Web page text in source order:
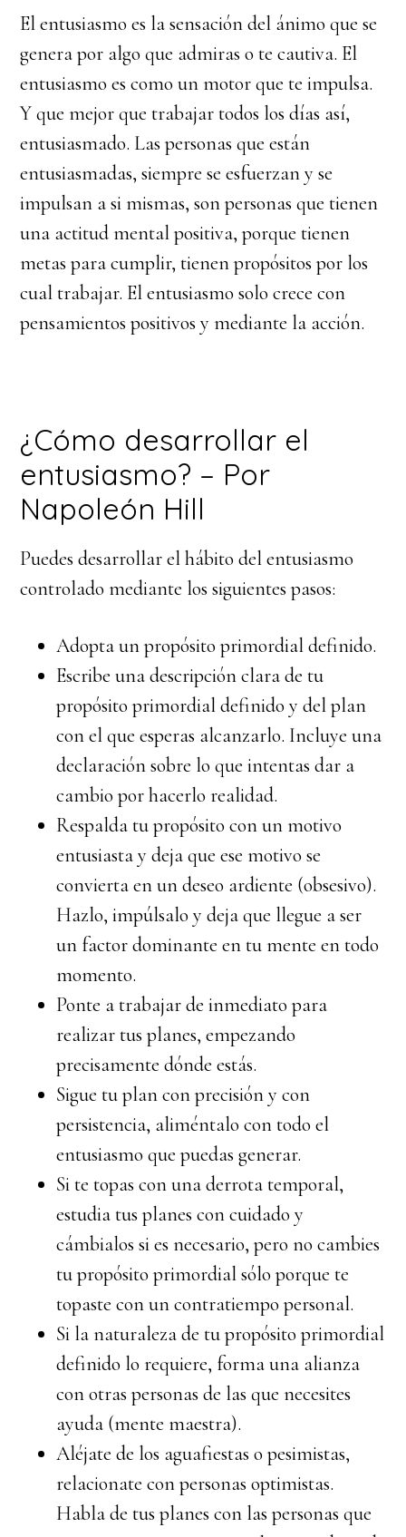
El entusiasmo es la sensación del ánimo que se
genera por algo que admiras o te cautiva. El
entusiasmo es como un motor que te impulsa.
Y que mejor que trabajar todos los días así,
entusiasmado. Las personas que están
entusiasmadas, siempre se esfuerzan y se
impulsan a si mismas, son personas que tienen
una actitud mental positiva, porque tienen
metas para cumplir, tienen propósitos por los
cual trabajar. El entusiasmo solo crece con
pensamientos positivos y mediante la acción.
¿Cómo desarrollar el
entusiasmo? – Por
Napoleón Hill
Puedes desarrollar el hábito del entusiasmo
controlado mediante los siguientes pasos:
Adopta un propósito primordial definido.
Escribe una descripción clara de tu
propósito primordial definido y del plan
con el que esperas alcanzarlo. Incluye una
declaración sobre lo que intentas dar a
cambio por hacerlo realidad.
Respalda tu propósito con un motivo
entusiasta y deja que ese motivo se
convierta en un deseo ardiente (obsesivo).
Hazlo, impúlsalo y deja que llegue a ser
un factor dominante en tu mente en todo
momento.
Ponte a trabajar de inmediato para
realizar tus planes, empezando
precisamente dónde estás.
Sigue tu plan con precisión y con
persistencia, aliméntalo con todo el
entusiasmo que puedas generar.
Si te topas con una derrota temporal,
estudia tus planes con cuidado y
cámbialos si es necesario, pero no cambies
tu propósito primordial sólo porque te
topaste con un contratiempo personal.
Si la naturaleza de tu propósito primordial
definido lo requiere, forma una alianza
con otras personas de las que necesites
ayuda (mente maestra).
Aléjate de los aguafiestas o pesimistas,
relacionate con personas optimistas.
Habla de tus planes con las personas que